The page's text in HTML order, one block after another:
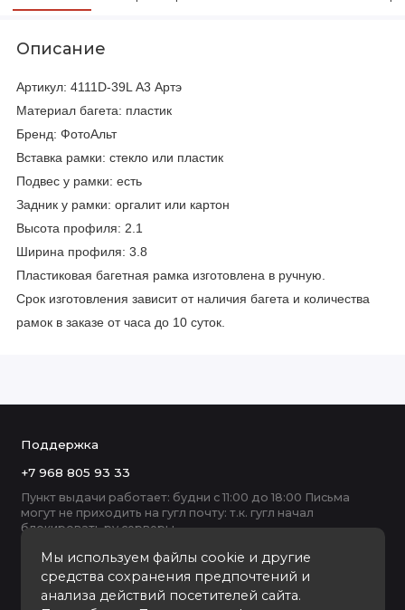
Описание
Артикул: 4111D-39L А3 Артэ
Материал багета: пластик
Бренд: ФотоАльт
Вставка рамки: стекло или пластик
Подвес у рамки: есть
Задник у рамки: оргалит или картон
Высота профиля: 2.1
Ширина профиля: 3.8
Пластиковая багетная рамка изготовлена в ручную.
Срок изготовления зависит от наличия багета и количества
рамок в заказе от часа до 10 суток.
Мы используем файлы cookie и другие
средства сохранения предпочтений и
анализа действий посетителей сайта.
Поддержка
+7 968 805 93 33
Пункт выдачи работает: будни с 11:00 до 18:00 Письма
могут не приходить на гугл почту: т.к. гугл начал
блокировать ру серверы